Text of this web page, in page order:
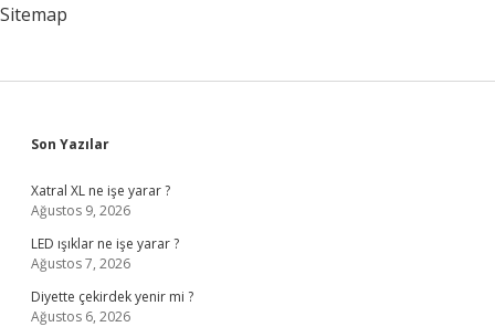
Sitemap
Sidebar
Son Yazılar
Xatral XL ne işe yarar ?
Ağustos 9, 2026
LED ışıklar ne işe yarar ?
Ağustos 7, 2026
Diyette çekirdek yenir mi ?
Ağustos 6, 2026